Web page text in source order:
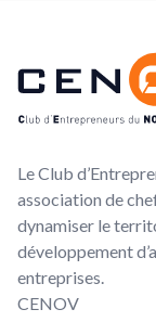
CENOV
Le Club
association de
dynamiser le
développement
entreprises.
CENOV